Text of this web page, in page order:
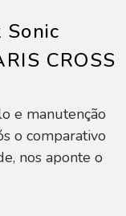
CROSS
e manutenção
o comparativo
nos aponte o